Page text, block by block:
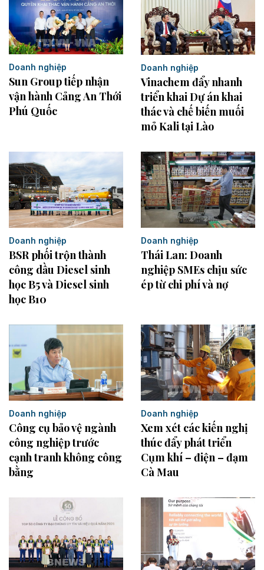
Doanh nghiệp
Sun Group tiếp nhận
vận hành Cảng An Thới
Phú Quốc
Doanh nghiệp
Vinachem đẩy nhanh
triển khai Dự án khai
thác và chế biến muối
mỏ Kali tại Lào
Doanh nghiệp
BSR phối trộn thành
công dầu Diesel sinh
học B5 và Diesel sinh
học B10
Doanh nghiệp
Thái Lan: Doanh
nghiệp SMEs chịu sức
ép từ chi phí và nợ
Doanh nghiệp
Công cụ bảo vệ ngành
công nghiệp trước
cạnh tranh không công
bằng
Doanh nghiệp
Xem xét các kiến nghị
thúc đẩy phát triển
Cụm khí – điện – đạm
Cà Mau